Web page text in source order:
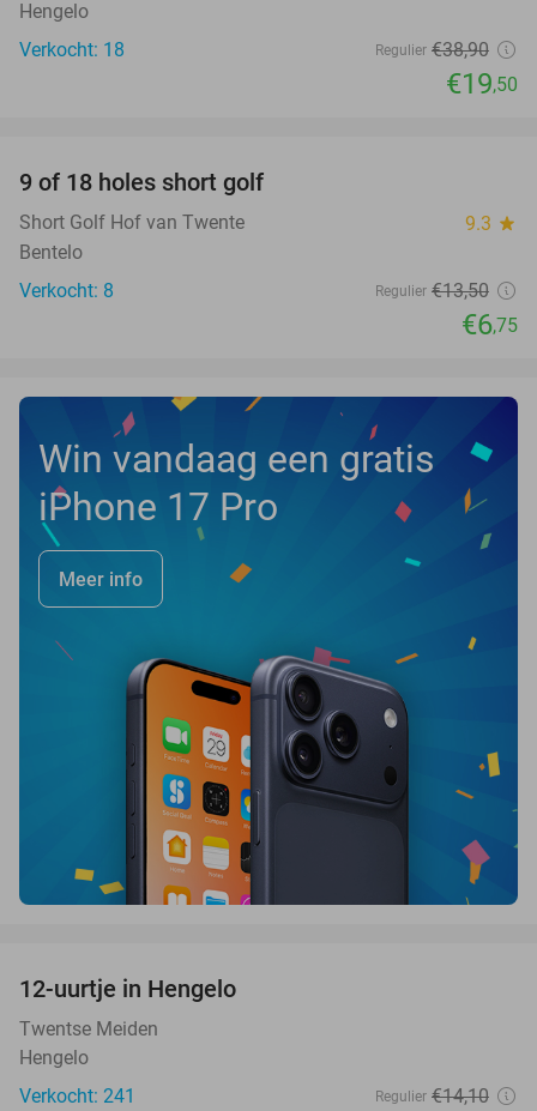
Hengelo
Verkocht: 18
Regulier €38,90
€19,50
TODAY
9 of 18 holes short golf
Short Golf Hof van Twente 9.3 star
Bentelo
Verkocht: 8
Regulier €13,50
€6,75
Win vandaag een gratis
iPhone 17 Pro
Meer info
12-uurtje in Hengelo
Twentse Meiden
Hengelo
Verkocht: 241
Regulier €14,10